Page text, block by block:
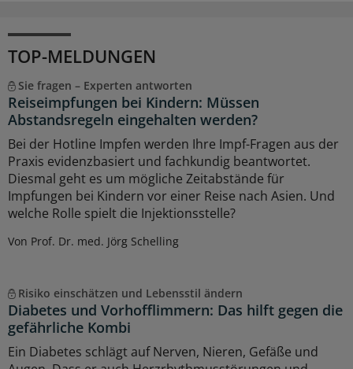
TOP-MELDUNGEN
Sie fragen – Experten antworten
Reiseimpfungen bei Kindern: Müssen
Abstandsregeln eingehalten werden?
Bei der Hotline Impfen werden Ihre Impf-Fragen aus der
Praxis evidenzbasiert und fachkundig beantwortet.
Diesmal geht es um mögliche Zeitabstände für
Impfungen bei Kindern vor einer Reise nach Asien. Und
welche Rolle spielt die Injektionsstelle?
Von Prof. Dr. med. Jörg Schelling
Risiko einschätzen und Lebensstil ändern
Diabetes und Vorhofflimmern: Das hilft gegen die
gefährliche Kombi
Ein Diabetes schlägt auf Nerven, Nieren, Gefäße und